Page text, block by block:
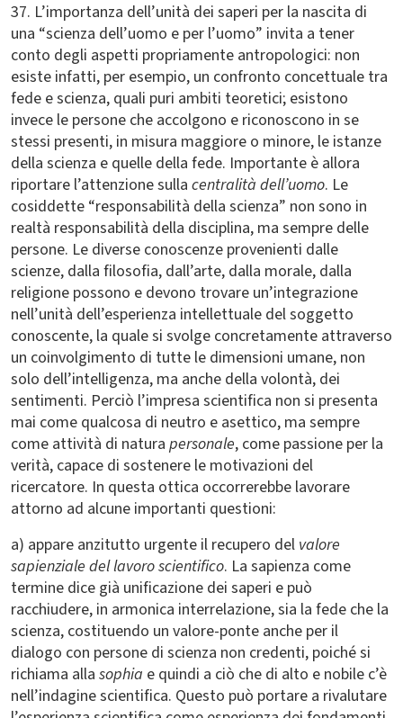
37. L’importanza dell’unità dei saperi per la nascita di
una “scienza dell’uomo e per l’uomo” invita a tener
conto degli aspetti propriamente antropologici: non
esiste infatti, per esempio, un confronto concettuale tra
fede e scienza, quali puri ambiti teoretici; esistono
invece le persone che accolgono e riconoscono in se
stessi presenti, in misura maggiore o minore, le istanze
della scienza e quelle della fede. Importante è allora
riportare l’attenzione sulla centralità dell’uomo. Le
cosiddette “responsabilità della scienza” non sono in
realtà responsabilità della disciplina, ma sempre delle
persone. Le diverse conoscenze provenienti dalle
scienze, dalla filosofia, dall’arte, dalla morale, dalla
religione possono e devono trovare un’integrazione
nell’unità dell’esperienza intellettuale del soggetto
conoscente, la quale si svolge concretamente attraverso
un coinvolgimento di tutte le dimensioni umane, non
solo dell’intelligenza, ma anche della volontà, dei
sentimenti. Perciò l’impresa scientifica non si presenta
mai come qualcosa di neutro e asettico, ma sempre
come attività di natura personale, come passione per la
verità, capace di sostenere le motivazioni del
ricercatore. In questa ottica occorrerebbe lavorare
attorno ad alcune importanti questioni:
a) appare anzitutto urgente il recupero del valore
sapienziale del lavoro scientifico. La sapienza come
termine dice già unificazione dei saperi e può
racchiudere, in armonica interrelazione, sia la fede che la
scienza, costituendo un valore-ponte anche per il
dialogo con persone di scienza non credenti, poiché si
richiama alla sophia e quindi a ciò che di alto e nobile c’è
nell’indagine scientifica. Questo può portare a rivalutare